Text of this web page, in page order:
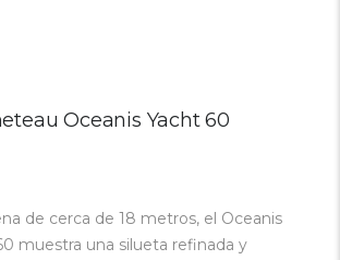
Oceanis Yacht 60
de cerca de 18 metros, el Oceanis
muestra una silueta refinada y